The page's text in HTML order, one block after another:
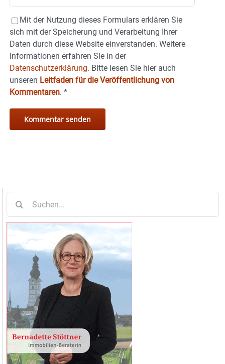
Mit der Nutzung dieses Formulars erklären Sie
sich mit der Speicherung und Verarbeitung Ihrer
Daten durch diese Website einverstanden. Weitere
Informationen erfahren Sie in der
Datenschutzerklärung. Bitte lesen Sie hier auch
unseren Leitfaden für die Veröffentlichung von
Kommentaren. *
nach: